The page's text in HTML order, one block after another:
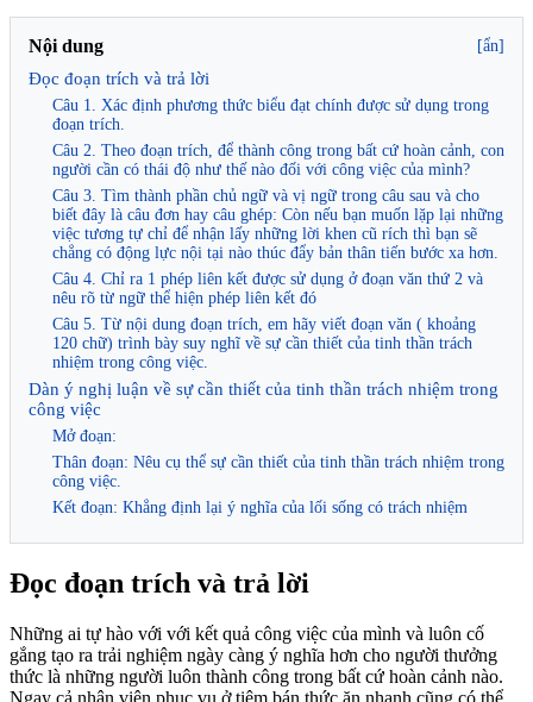
Nội dung [ẩn]
Đọc đoạn trích và trả lời
Câu 1. Xác định phương thức biểu đạt chính được sử dụng trong
đoạn trích.
Câu 2. Theo đoạn trích, để thành công trong bất cứ hoàn cảnh, con
người cần có thái độ như thế nào đối với công việc của mình?
Câu 3. Tìm thành phần chủ ngữ và vị ngữ trong câu sau và cho
biết đây là câu đơn hay câu ghép: Còn nếu bạn muốn lặp lại những
việc tương tự chỉ để nhận lấy những lời khen cũ rích thì bạn sẽ
chẳng có động lực nội tại nào thúc đẩy bản thân tiến bước xa hơn.
Câu 4. Chỉ ra 1 phép liên kết được sử dụng ở đoạn văn thứ 2 và
nêu rõ từ ngữ thể hiện phép liên kết đó
Câu 5. Từ nội dung đoạn trích, em hãy viết đoạn văn ( khoảng
120 chữ) trình bày suy nghĩ về sự cần thiết của tinh thần trách
nhiệm trong công việc.
Dàn ý nghị luận về sự cần thiết của tinh thần trách nhiệm trong
công việc
Mở đoạn:
Thân đoạn: Nêu cụ thể sự cần thiết của tinh thần trách nhiệm trong
công việc.
Kết đoạn: Khẳng định lại ý nghĩa của lối sống có trách nhiệm
Đọc đoạn trích và trả lời
Những ai tự hào với với kết quả công việc của mình và luôn cố
gắng tạo ra trải nghiệm ngày càng ý nghĩa hơn cho người thưởng
thức là những người luôn thành công trong bất cứ hoàn cảnh nào.
Ngay cả nhân viên phục vụ ở tiệm bán thức ăn nhanh cũng có thể